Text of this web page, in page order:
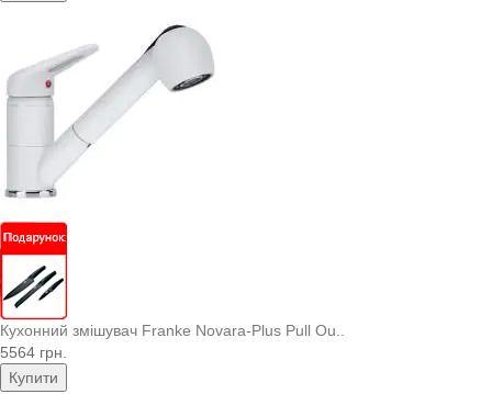
Кухонний змішувач Franke Novara-Plus Pull Ou..
5564 грн.
Купити